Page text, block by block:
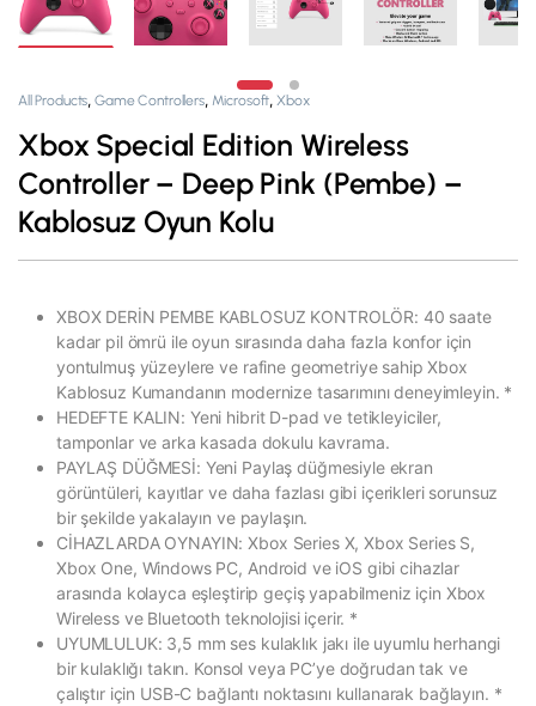
All Products,Game Controllers, Microsoft,Xbox
Xbox Special Edition Wireless
Controller – Deep Pink (Pembe) –
Kablosuz Oyun Kolu
XBOX DERİN PEMBE KABLOSUZ KONTROLÖR: 40 saate
kadar pil ömrü ile oyun sırasında daha fazla konfor için
yontulmuş yüzeylere ve rafine geometriye sahip Xbox
Kablosuz Kumandanın modernize tasarımını deneyimleyin. *
HEDEFTE KALIN: Yeni hibrit D-pad ve tetikleyiciler,
tamponlar ve arka kasada dokulu kavrama.
PAYLAŞ DÜĞMESİ: Yeni Paylaş düğmesiyle ekran
görüntüleri, kayıtlar ve daha fazlası gibi içerikleri sorunsuz
bir şekilde yakalayın ve paylaşın.
CİHAZLARDA OYNAYIN: Xbox Series X, Xbox Series S,
Xbox One, Windows PC, Android ve iOS gibi cihazlar
arasında kolayca eşleştirip geçiş yapabilmeniz için Xbox
Wireless ve Bluetooth teknolojisi içerir. *
UYUMLULUK: 3,5 mm ses kulaklık jakı ile uyumlu herhangi
bir kulaklığı takın. Konsol veya PC’ye doğrudan tak ve
çalıştır için USB-C bağlantı noktasını kullanarak bağlayın. *